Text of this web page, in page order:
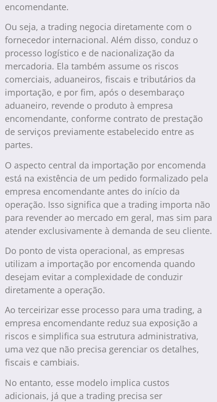
encomendante.
Ou seja, a trading negocia diretamente com o
fornecedor internacional. Além disso, conduz o
processo logístico e de nacionalização da
mercadoria. Ela também assume os riscos
comerciais, aduaneiros, fiscais e tributários da
importação, e por fim, após o desembaraço
aduaneiro, revende o produto à empresa
encomendante, conforme contrato de prestação
de serviços previamente estabelecido entre as
partes.
O aspecto central da importação por encomenda
está na existência de um pedido formalizado pela
empresa encomendante antes do início da
operação. Isso significa que a trading importa não
para revender ao mercado em geral, mas sim para
atender exclusivamente à demanda de seu cliente.
Do ponto de vista operacional, as empresas
utilizam a importação por encomenda quando
desejam evitar a complexidade de conduzir
diretamente a operação.
Ao terceirizar esse processo para uma trading, a
empresa encomendante reduz sua exposição a
riscos e simplifica sua estrutura administrativa,
uma vez que não precisa gerenciar os detalhes,
fiscais e cambiais.
No entanto, esse modelo implica custos
adicionais, já que a trading precisa ser